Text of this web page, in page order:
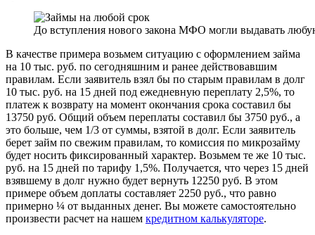
До вступления нового закона МФО могли выдавать
В качестве примера возьмем ситуацию с оформлением займа
на 10 тыс. руб. по сегодняшним и ранее действовавшим
правилам. Если заявитель взял бы по старым правилам в долг
10 тыс. руб. на 15 дней под ежедневную переплату 2,5%, то
платеж к возврату на момент окончания срока составил бы
13750 руб. Общий объем переплаты составил бы 3750 руб., а
это больше, чем 1/3 от суммы, взятой в долг. Если заявитель
берет займ по свежим правилам, то комиссия по микрозайму
будет носить фиксированный характер. Возьмем те же 10 тыс.
руб. на 15 дней по тарифу 1,5%. Получается, что через 15 дней
взявшему в долг нужно будет вернуть 12250 руб. В этом
примере объем доплаты составляет 2250 руб., что равно
примерно ¼ от выданных денег. Вы можете самостоятельно
произвести расчет на нашем кредитном калькуляторе.